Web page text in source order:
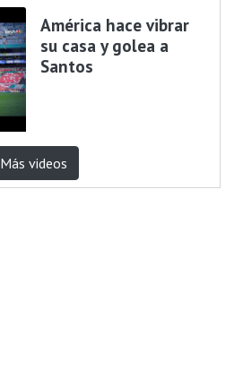
América hace vibrar
su casa y golea a
Santos
Más videos